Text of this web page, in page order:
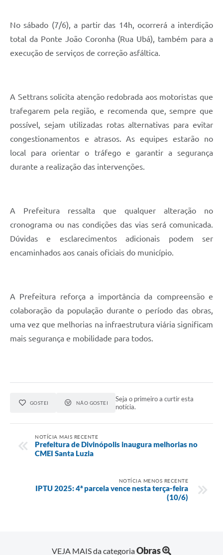
No sábado (7/6), a partir das 14h, ocorrerá a interdição
total da Ponte João Coronha (Rua Ubá), também para a
execução de serviços de correção asfáltica.
A Settrans solicita atenção redobrada aos motoristas que
trafegarem pela região, e recomenda que, sempre que
possível, sejam utilizadas rotas alternativas para evitar
congestionamentos e atrasos. As equipes estarão no
local para orientar o tráfego e garantir a segurança
durante a realização das intervenções.
A Prefeitura ressalta que qualquer alteração no
cronograma ou nas condições das vias será comunicada.
Dúvidas e esclarecimentos adicionais podem ser
encaminhados aos canais oficiais do município.
A Prefeitura reforça a importância da compreensão e
colaboração da população durante o período das obras,
uma vez que melhorias na infraestrutura viária significam
mais segurança e mobilidade para todos.
GOSTEI NÃO GOSTEI
Seja o primeiro a curtir esta
notícia.
NOTÍCIA MAIS RECENTE
Prefeitura de Divinópolis inaugura melhorias no
CMEI Santa Luzia
NOTÍCIA MENOS RECENTE
IPTU 2025: 4ª parcela vence nesta terça-feira
(10/6)
VEJA MAIS da categoriaObras